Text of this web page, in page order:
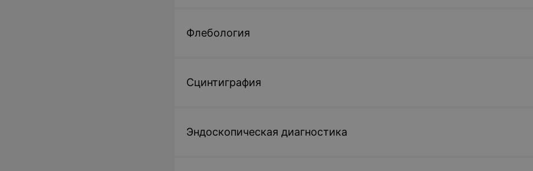
Флебология
Сцинтиграфия
Эндоскопическая диагностика